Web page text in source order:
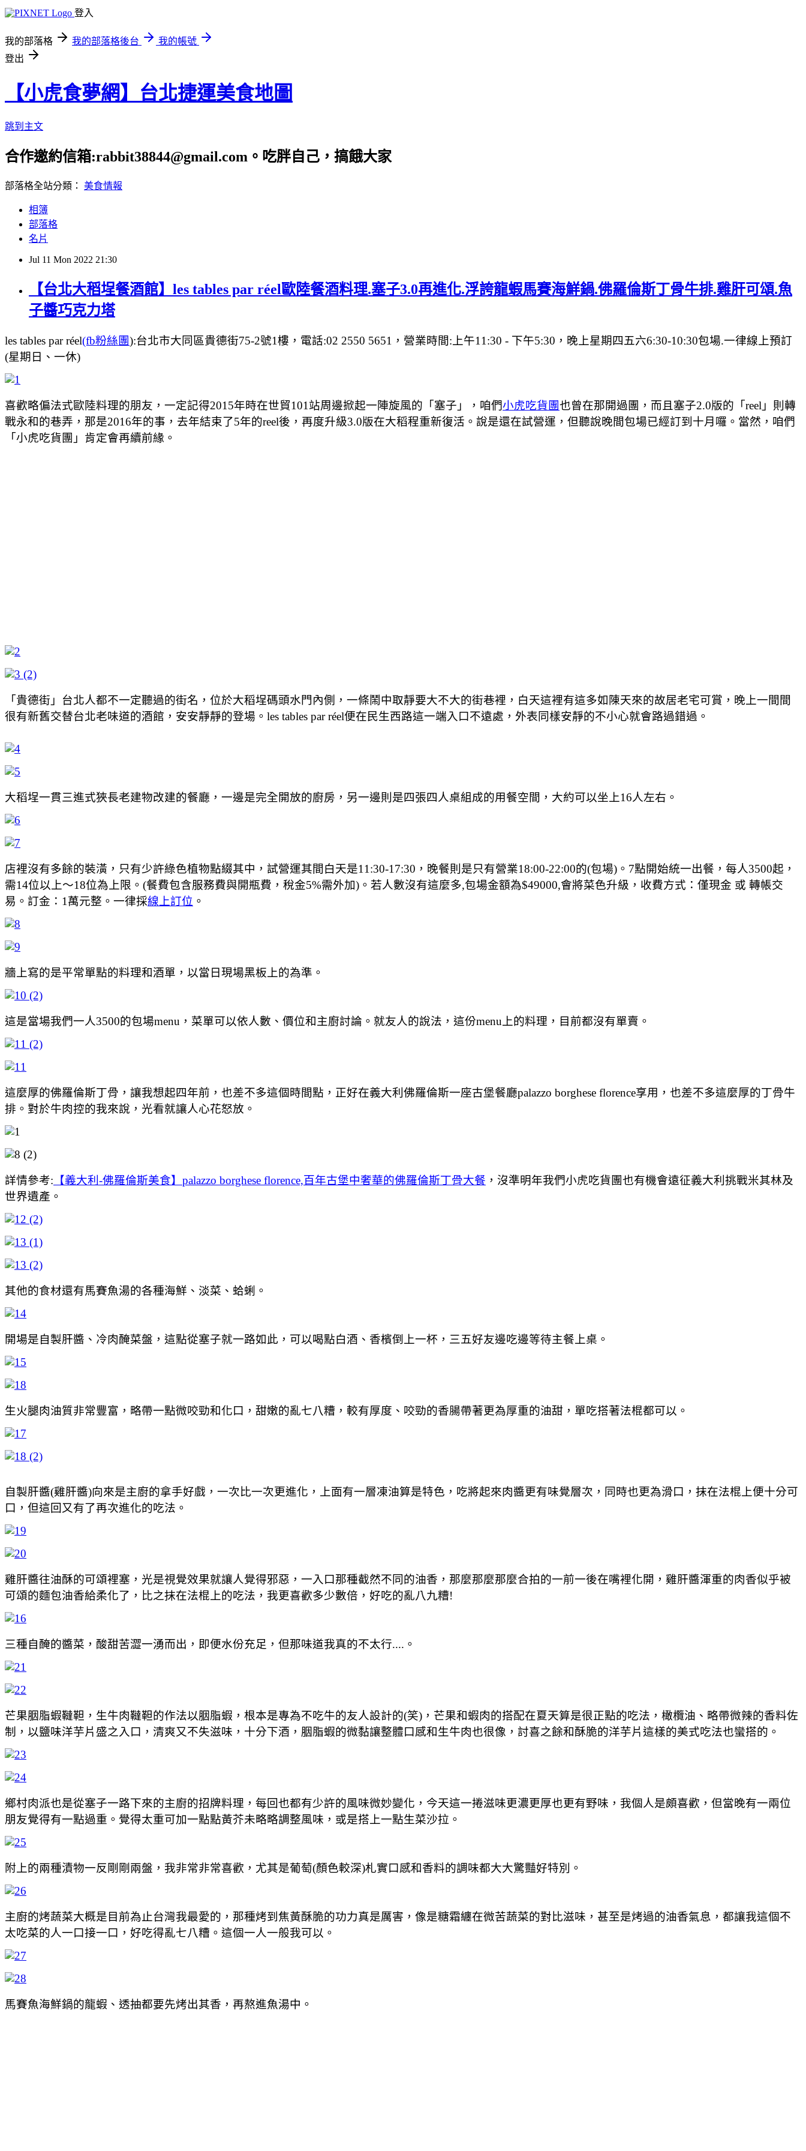
登入
我的部落格 我的部落格後台
我的帳號
登出
【小虎食夢網】台北捷運美食地圖
跳到主文
合作邀約信箱:rabbit38844@gmail.com。吃胖自己，搞餓大家
部落格全站分類： 美食情報
相簿
部落格
名片
Jul 11 Mon 2022 21:30
【台北大稻埕餐酒館】les tables par réel歐陸餐酒料理.塞子3.0再進化.浮誇龍蝦馬賽海鮮鍋.佛羅倫斯丁骨牛排.雞肝可頌.魚
子醬巧克力塔
les tables par réel(fb粉絲團):台北市大同區貴德街75-2號1樓，電話:02 2550 5651，營業時間:上午11:30 - 下午5:30，晚上星期四五六6:30-10:30包場.一律線上預訂
(星期日、一休)
喜歡略偏法式歐陸料理的朋友，一定記得2015年時在世貿101站周邊掀起一陣旋風的「塞子」，咱們小虎吃貨團也曾在那開過團，而且塞子2.0版的「reel」則轉
戰永和的巷弄，那是2016年的事，去年結束了5年的reel後，再度升級3.0版在大稻程重新復活。說是還在試營運，但聽說晚間包場已經訂到十月囉。當然，咱們
「小虎吃貨團」肯定會再續前緣。
「貴德街」台北人都不一定聽過的街名，位於大稻埕碼頭水門內側，一條鬧中取靜要大不大的街巷裡，白天這裡有這多如陳天來的故居老宅可賞，晚上一間間
很有新舊交替台北老味道的酒館，安安靜靜的登場。les tables par réel便在民生西路這一端入口不遠處，外表同樣安靜的不小心就會路過錯過。
大稻埕一貫三進式狹長老建物改建的餐廳，一邊是完全開放的廚房，另一邊則是四張四人桌組成的用餐空間，大約可以坐上16人左右。
店裡沒有多餘的裝潢，只有少許綠色植物點綴其中，試營運其間白天是11:30-17:30，晚餐則是只有營業18:00-22:00的(包場)。7點開始統一出餐，每人3500起，
需14位以上～18位為上限。(餐費包含服務費與開瓶費，稅金5%需外加)。若人數沒有這麼多,包場金額為$49000,會將菜色升級， 收費方式：僅現金 或 轉帳交
易。訂金：1萬元整。一律採線上訂位 。
牆上寫的是平常單點的料理和酒單，以當日現場黑板上的為準。
這是當場我們一人3500的包場menu，菜單可以依人數、價位和主廚討論。就友人的說法，這份menu上的料理，目前都沒有單賣。
這麼厚的佛羅倫斯丁骨，讓我想起四年前，也差不多這個時間點，正好在義大利佛羅倫斯一座古堡餐廳palazzo borghese florence享用，也差不多這麼厚的丁骨牛
排。對於牛肉控的我來說，光看就讓人心花怒放。
詳情參考: 【義大利-佛羅倫斯美食】palazzo borghese florence,百年古堡中奢華的佛羅倫斯丁骨大餐 ，沒準明年我們小虎吃貨團也有機會遠征義大利挑戰米其林及
世界遺產。
其他的食材還有馬賽魚湯的各種海鮮、淡菜、蛤蜊。
開場是自製肝醬、冷肉醃菜盤，這點從塞子就一路如此，可以喝點白酒、香檳倒上一杯，三五好友邊吃邊等待主餐上桌。
生火腿肉油質非常豐富，略帶一點微咬勁和化口，甜嫩的亂七八糟，較有厚度、咬勁的香腸帶著更為厚重的油甜，單吃搭著法棍都可以。
自製肝醬(雞肝醬)向來是主廚的拿手好戲，一次比一次更進化，上面有一層凍油算是特色，吃將起來肉醬更有味覺層次，同時也更為滑口，抹在法棍上便十分可
口，但這回又有了再次進化的吃法。
雞肝醬往油酥的可頌裡塞，光是視覺效果就讓人覺得邪惡，一入口那種截然不同的油香，那麼那麼那麼合拍的一前一後在嘴裡化開，雞肝醬渾重的肉香似乎被
可頌的麵包油香給柔化了，比之抹在法棍上的吃法，我更喜歡多少數倍，好吃的亂八九糟!
三種自醃的醬菜，酸甜苦澀一湧而出，即便水份充足，但那味道我真的不太行....。
芒果胭脂蝦韃靼，生牛肉韃靼的作法以胭脂蝦，根本是專為不吃牛的友人設計的(笑)，芒果和蝦肉的搭配在夏天算是很正點的吃法，橄欖油、略帶微辣的香料佐
制，以鹽味洋芋片盛之入口，清爽又不失滋味，十分下酒，胭脂蝦的微黏讓整體口感和生牛肉也很像，討喜之餘和酥脆的洋芋片這樣的美式吃法也蠻搭的。
鄉村肉派也是從塞子一路下來的主廚的招牌料理，每回也都有少許的風味微妙變化，今天這一捲滋味更濃更厚也更有野味，我個人是頗喜歡，但當晚有一兩位
朋友覺得有一點過重。覺得太重可加一點點黃芥未略略調整風味，或是搭上一點生菜沙拉。
附上的兩種漬物一反剛剛兩盤，我非常非常喜歡，尤其是葡萄(顏色較深)札實口感和香料的調味都大大驚豔好特別。
主廚的烤蔬菜大概是目前為止台灣我最愛的，那種烤到焦黃酥脆的功力真是厲害，像是糖霜纏在微苦蔬菜的對比滋味，甚至是烤過的油香氣息，都讓我這個不
太吃菜的人一口接一口，好吃得亂七八糟。這個一人一般我可以。
馬賽魚海鮮鍋的龍蝦、透抽都要先烤出其香，再熬進魚湯中。